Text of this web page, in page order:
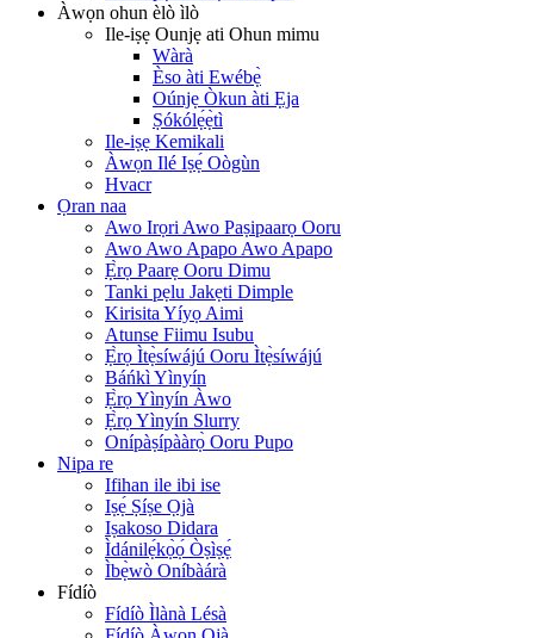
Àwọn ohun èlò ìlò
Ile-iṣẹ Ounjẹ ati Ohun mimu
Wàrà
Èso àti Ewébẹ̀
Oúnjẹ Òkun àti Ẹja
Ṣókólẹ́ẹ̀tì
Ile-iṣẹ Kemikali
Àwọn Ilé Iṣẹ́ Oògùn
Hvacr
Ọran naa
Awo Irọri Awo Paṣipaarọ Ooru
Awo Awo Apapo Awo Apapo
Ẹ̀rọ Paarẹ Ooru Dimu
Tanki pẹlu Jakẹti Dimple
Kirisita Yíyọ Aimi
Atunse Fiimu Isubu
Ẹ̀rọ Ìtẹ̀síwájú Ooru Ìtẹ̀síwájú
Báńkì Yìnyín
Ẹ̀rọ Yìnyín Àwo
Ẹ̀rọ Yìnyín Slurry
Onípàṣípààrọ̀ Ooru Pupo
Nipa re
Ifihan ile ibi ise
Iṣẹ́ Ṣíṣe Ọjà
Iṣakoso Didara
Ìdánilẹ́kọ̀ọ́ Òṣìṣẹ́
Ìbẹ̀wò Oníbàárà
Fídíò
Fídíò Ìlànà Lésà